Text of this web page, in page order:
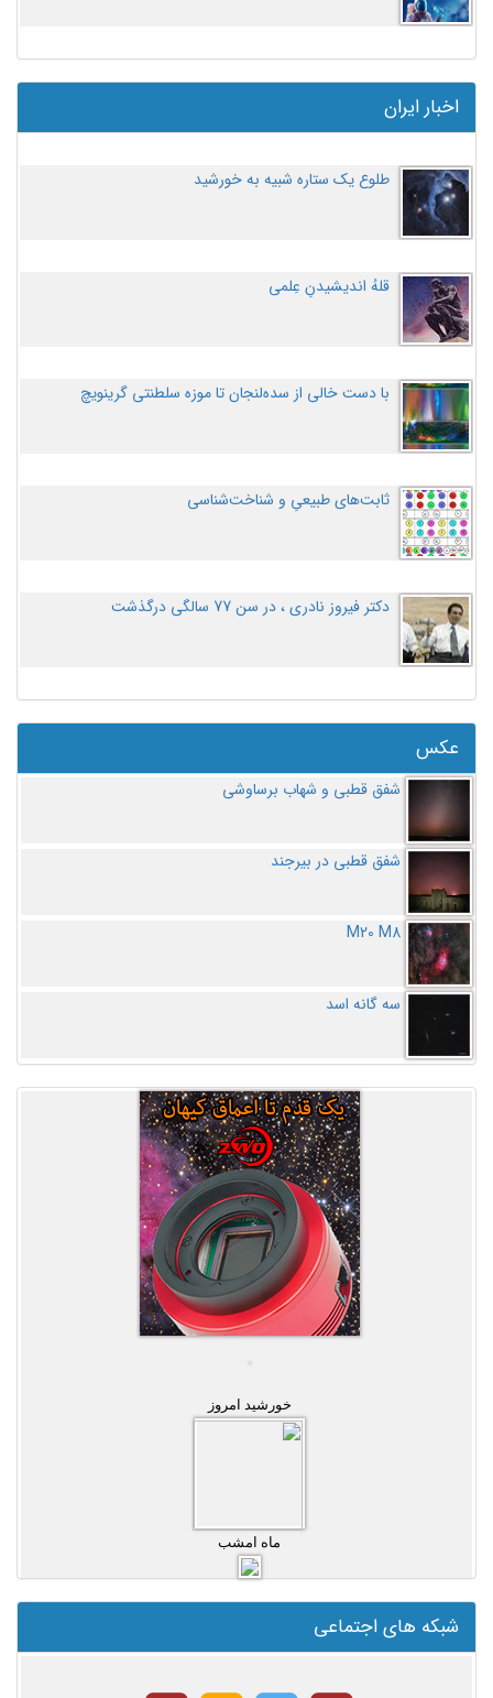
اخبار ایران
طلوع یک ستاره شبیه به خورشید
قلهُ اندیشیدنِ عِلمی
با دست خالی از سده‌لنجان تا موزه سلطنتی گرینویچ
ثابت‌های طبیعیِ و شناخت‌شناسی
دکتر فیروز نادری ، در سن 77 سالگی درگذشت
عکس
شفق قطبی و شهاب برساوشی
شفق قطبی در بیرجند
M20 M8
سه گانه اسد
خورشید امروز
ماه امشب
شبکه های اجتماعی